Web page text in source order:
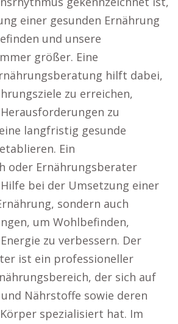
einer gesunden Ernährung
und unsere
größer. Eine
hilft dabei,
zu erreichen,
zu
langfristig gesunde
Ein
oder Ernährungsberater
bei der Umsetzung einer
sondern auch
um Wohlbefinden,
zu verbessern. Der
ist ein professioneller
der sich auf
Nährstoffe sowie deren
spezialisiert hat. Im